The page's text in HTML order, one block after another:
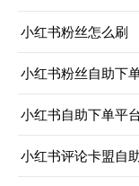
小红书粉丝怎么刷
小红书粉丝自助下
小红书自助下单平
小红书评论卡盟自